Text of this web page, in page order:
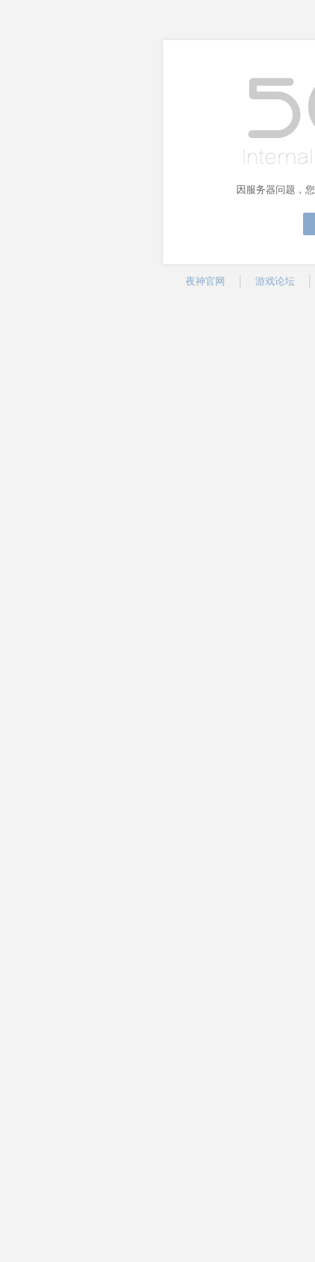
因服务器问题，
夜神官网 游戏论坛